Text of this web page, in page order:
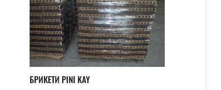
БРИКЕТИ PINI KAY